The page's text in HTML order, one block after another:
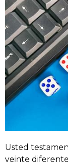
Usted
veinte